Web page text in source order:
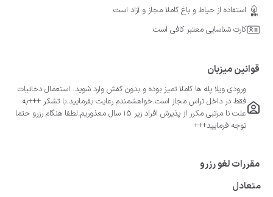
استفاده از حیاط و باغ کاملا مجاز و آزاد است
کارت شناسایی معتبر کافی است
قوانین میزبان
ورودی ویلا پله ها کاملا تمیز بوده و بدون کفش وارد شوید. استعمال دخانیات
فقط در داخل تراس مجاز است.خواهشمندم رعایت بفرمایید.با تشکر +++به
علت نا مرتبی مکرر از پذیرش افراد زیر ۱۵ سال معذوریم.لطفا هنگام رزرو حتما
توجه فرمایید+++
مقررات لغو رزرو
متعادل